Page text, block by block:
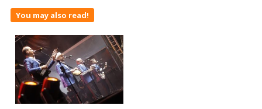
You may also read!